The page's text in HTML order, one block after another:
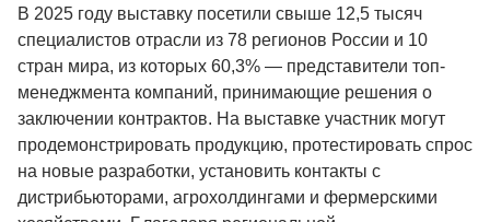
В 2025 году выставку посетили свыше 12,5 тысяч
специалистов отрасли из 78 регионов России и 10
стран мира, из которых 60,3% — представители топ-
менеджмента компаний, принимающие решения о
заключении контрактов. На выставке участник могут
продемонстрировать продукцию, протестировать спрос
на новые разработки, установить контакты с
дистрибьюторами, агрохолдингами и фермерскими